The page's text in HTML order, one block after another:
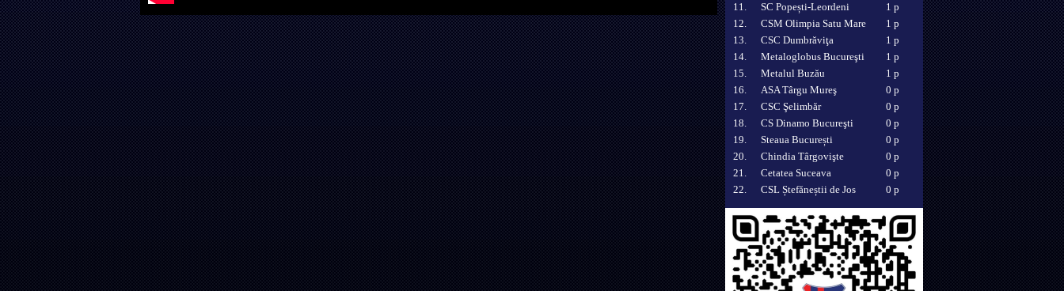
11.
SC Popești-Leordeni
1 p
12.
CSM Olimpia Satu Mare
1 p
13.
CSC Dumbrăviţa
1 p
14.
Metaloglobus Bucureşti
1 p
15.
Metalul Buzău
1 p
16.
ASA Târgu Mureş
0 p
17.
CSC Şelimbăr
0 p
18.
CS Dinamo Bucureşti
0 p
19.
Steaua București
0 p
20.
Chindia Târgovişte
0 p
21.
Cetatea Suceava
0 p
22.
CSL Ștefăneștii de Jos 0 p